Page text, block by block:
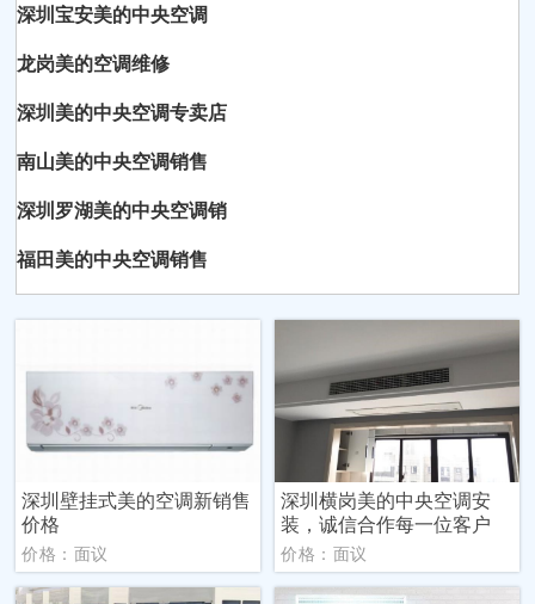
深圳宝安美的中央空调
龙岗美的空调维修
深圳美的中央空调专卖店
南山美的中央空调销售
深圳罗湖美的中央空调销
福田美的中央空调销售
深圳壁挂式美的空调新销售
价格
价格：面议
深圳横岗美的中央空调安
装，诚信合作每一位客户
价格：面议